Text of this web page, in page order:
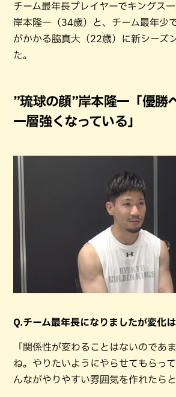
チーム最年長プレイヤーでキングス
岸本隆一（34歳）と、チーム最年少
がかかる脇真大（22歳）に新シーズ
た。
”琉球の顔”岸本隆一「優勝
一層強くなっている」
Q.チーム最年長になりましたが変化
「関係性が変わることはないのであ
ね。やりたいようにやらせてもらっ
んながやりやすい雰囲気を作れたら